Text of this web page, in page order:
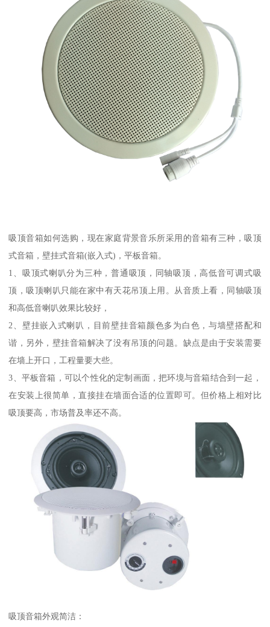
吸顶音箱如何选购，现在家庭背景音乐所采用的音箱有三种，吸顶
式音箱，壁挂式音箱(嵌入式)，平板音箱。
1、吸顶式喇叭分为三种，普通吸顶，同轴吸顶，高低音可调式吸
顶，吸顶喇叭只能在家中有天花吊顶上用。从音质上看，同轴吸顶
和高低音喇叭效果比较好，
2、壁挂嵌入式喇叭，目前壁挂音箱颜色多为白色，与墙壁搭配和
谐，另外，壁挂音箱解决了没有吊顶的问题。缺点是由于安装需要
在墙上开口，工程量要大些。
3、平板音箱，可以个性化的定制画面，把环境与音箱结合到一起，
在安装上很简单，直接挂在墙面合适的位置即可。但价格上相对比
吸顶要高，市场普及率还不高。
吸顶音箱外观简洁：